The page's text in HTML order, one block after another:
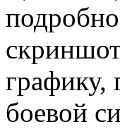
графику,
боевой